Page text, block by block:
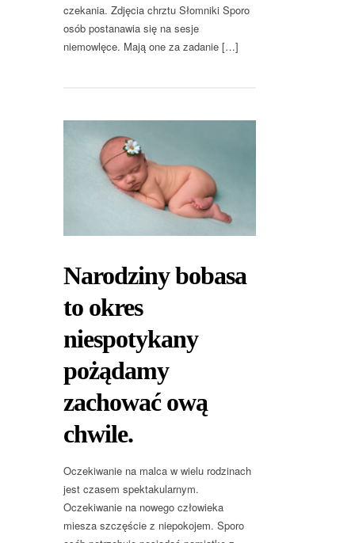
czekania. Zdjęcia chrztu Słomniki Sporo
osób postanawia się na sesje
niemowlęce. Mają one za zadanie […]
Narodziny bobasa
to okres
niespotykany
pożądamy
zachować ową
chwile.
Oczekiwanie na malca w wielu rodzinach
jest czasem spektakularnym.
Oczekiwanie na nowego człowieka
miesza szczęście z niepokojem. Sporo